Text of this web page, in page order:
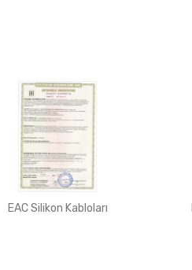
EAC Silikon Kabloları